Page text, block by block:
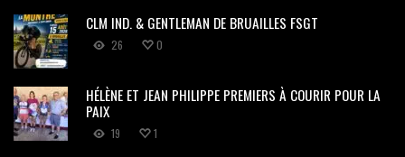
CLM IND. & GENTLEMAN DE BRUAILLES FSGT
26 0
HÉLÈNE ET JEAN PHILIPPE PREMIERS À COURIR POUR LA
PAIX
19 1